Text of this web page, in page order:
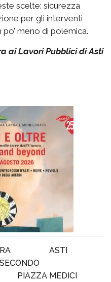
scelte: sicurezza
per gli interventi
meno di polemica.
ai Lavori Pubblici di Asti
ASTI
PIAZZA MEDICI